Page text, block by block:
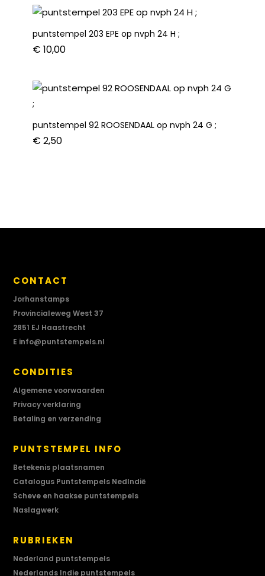
puntstempel 203 EPE op nvph 24 H ;
€ 10,00
puntstempel 92 ROOSENDAAL op nvph 24 G ;
€ 2,50
CONTACT
Jorhanstamps
Provincialeweg West 37
2851 EJ Haastrecht
E info@puntstempels.nl
CONDITIES
Algemene voorwaarden
Privacy verklaring
Betaling en verzending
PUNTSTEMPEL INFO
Betekenis plaatsnamen
Catalogus Puntstempels NedIndië
Scheve en haakse puntstempels
Naslagwerk
RUBRIEKEN
Nederland puntstempels
Nederlands Indie puntstempels